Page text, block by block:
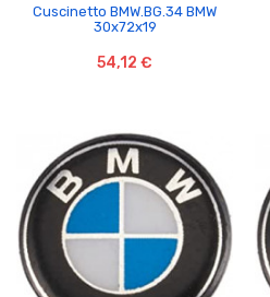
Cuscinetto BMW.BG.34 BMW
30x72x19
54,12 €